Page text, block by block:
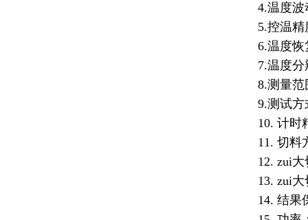
4.温度波
5.控温精
6.温度恢
7.温度分
8.测量范
9.测试方
10. 计时
11. 切料
12. zui大
13. zui大
14. 结果